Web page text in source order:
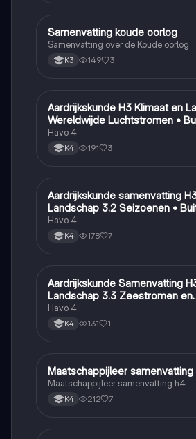
Geschiedenis
Samenvatting koude oorlog
Samenvatting over de Koude oorlog
K3 149 3
Aardrijkskunde
Aardrijkskunde H3 Klimaat en
Wereldwijde Luchtstromen •
Havo 4
K4 191 3
Aardrijkskunde
Aardrijkskunde samenvatting
Landschap 3.2 Seizoenen •
Havo 4
K4 178 7
Aardrijkskunde
Aardrijkskunde Samenvatting
Landschap 3.3 Zeestromen en
Klimaatgebieden • BuiteNLand
Havo 4
K4 131 1
Maatschappijleer
Maatschappijleer samenvatting
Maatschappijleer samenvatting h4
K4 212 7